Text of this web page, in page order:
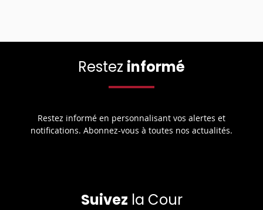
Restez informé
Restez informé en personnalisant vos alertes et
notifications. Abonnez-vous à toutes nos actualités.
Suivez la Cour